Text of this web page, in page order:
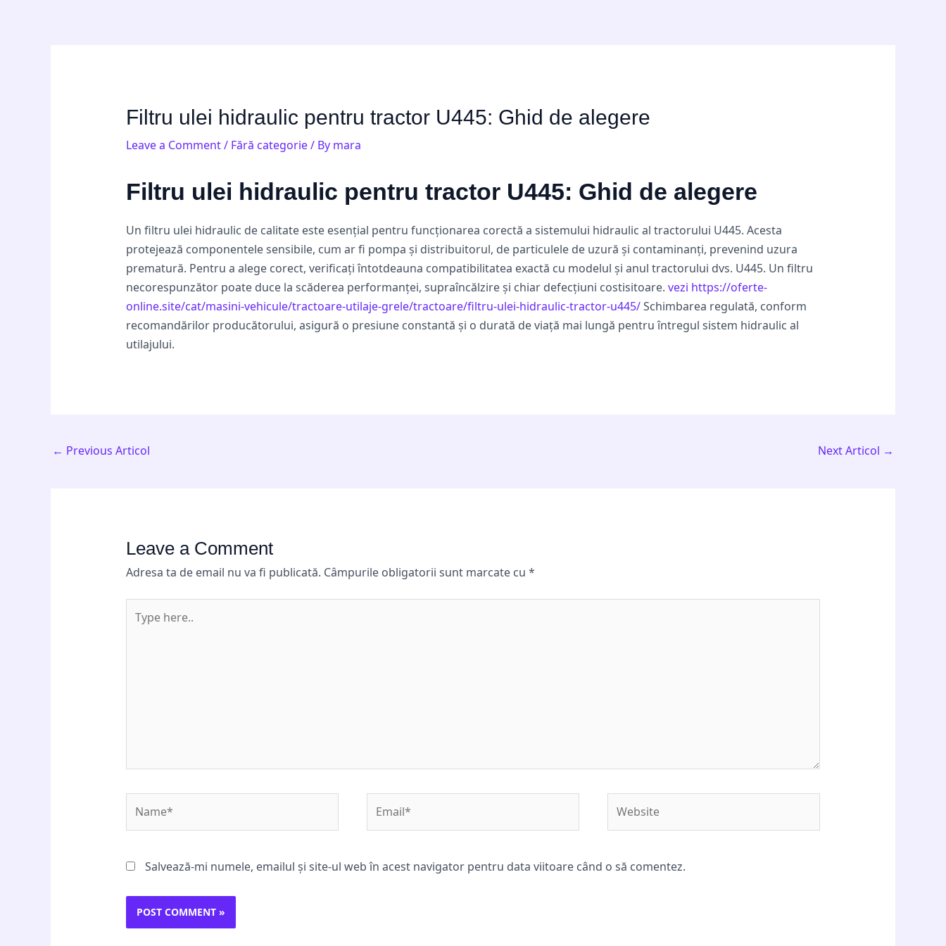
Filtru ulei hidraulic pentru tractor U445: Ghid de alegere
Leave a Comment/ Fără categorie/ By mara
Filtru ulei hidraulic pentru tractor U445: Ghid de alegere
Un filtru ulei hidraulic de calitate este esențial pentru funcționarea corectă a sistemului hidraulic al tractorului U445. Acesta
protejează componentele sensibile, cum ar fi pompa și distribuitorul, de particulele de uzură și contaminanți, prevenind uzura
prematură. Pentru a alege corect, verificați întotdeauna compatibilitatea exactă cu modelul și anul tractorului dvs. U445. Un filtru
necorespunzător poate duce la scăderea performanței, supraîncălzire și chiar defecțiuni costisitoare. vezi https://oferte-
online.site/cat/masini-vehicule/tractoare-utilaje-grele/tractoare/filtru-ulei-hidraulic-tractor-u445/Schimbarea regulată, conform
recomandărilor producătorului, asigură o presiune constantă și o durată de viață mai lungă pentru întregul sistem hidraulic al
utilajului.
← Previous Articol Next Articol →
Leave a Comment
Adresa ta de email nu va fi publicată. Câmpurile obligatorii sunt marcate cu *
here..
Salvează-mi numele, emailul și site-ul web în acest navigator pentru data viitoare când o să comentez.